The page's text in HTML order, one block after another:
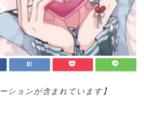
ーションが含まれています】